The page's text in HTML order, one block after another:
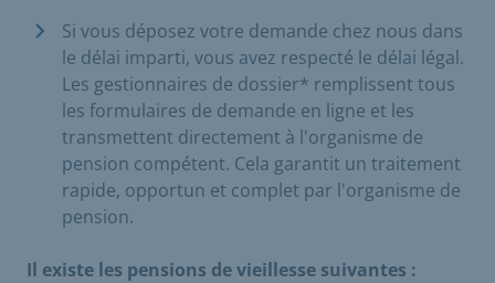
Si vous déposez votre demande chez nous dans
le délai imparti, vous avez respecté le délai légal.
Les gestionnaires de dossier* remplissent tous
les formulaires de demande en ligne et les
transmettent directement à l'organisme de
pension compétent. Cela garantit un traitement
rapide, opportun et complet par l'organisme de
pension.
Il existe les pensions de vieillesse suivantes :